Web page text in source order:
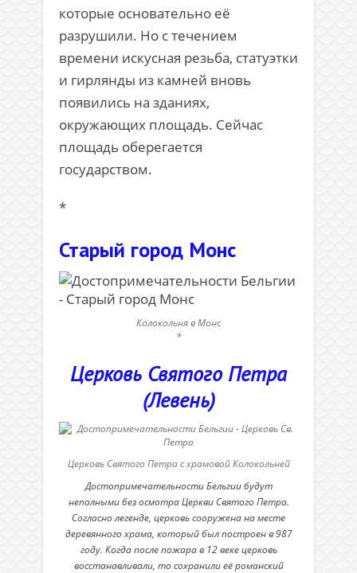
которые основательно её
разрушили. Но с течением
времени искусная резьба, статуэтки
и гирлянды из камней вновь
появились на зданиях,
окружающих площадь. Сейчас
площадь оберегается
государством.
*
Старый город Монс
Колокольня в Монс
*
Церковь Святого Петра
(Левень)
Церковь Святого Петра с храмовой Колокольней
Достопримечательности Бельгии будут
неполными без осмотра Церкви Святого Петра.
Согласно легенде, церковь сооружена на месте
деревянного храма, который был построен в 987
году. Когда после пожара в 12 веке церковь
восстанавливали, то сохранили её романский